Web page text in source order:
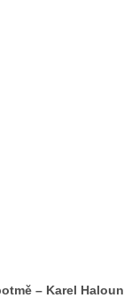
– Karel Haloun